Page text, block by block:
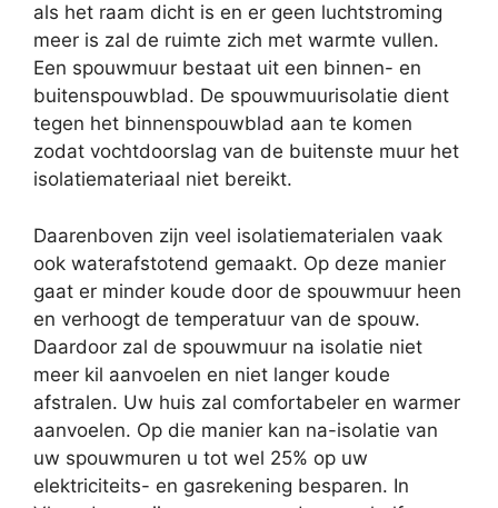
als het raam dicht is en er geen luchtstroming
meer is zal de ruimte zich met warmte vullen.
Een spouwmuur bestaat uit een binnen- en
buitenspouwblad. De spouwmuurisolatie dient
tegen het binnenspouwblad aan te komen
zodat vochtdoorslag van de buitenste muur het
isolatiemateriaal niet bereikt.
Daarenboven zijn veel isolatiematerialen vaak
ook waterafstotend gemaakt. Op deze manier
gaat er minder koude door de spouwmuur heen
en verhoogt de temperatuur van de spouw.
Daardoor zal de spouwmuur na isolatie niet
meer kil aanvoelen en niet langer koude
afstralen. Uw huis zal comfortabeler en warmer
aanvoelen. Op die manier kan na-isolatie van
uw spouwmuren u tot wel 25% op uw
elektriciteits- en gasrekening besparen. In